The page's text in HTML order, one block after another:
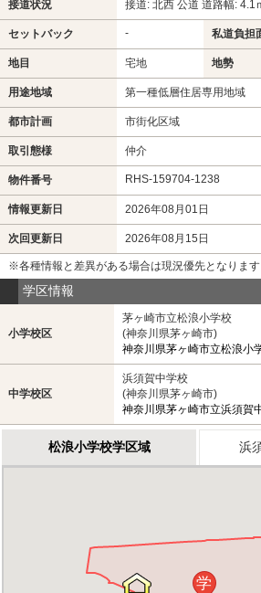
接道状況 接道: 北西 公道 道路幅: 4.1
セットバック - 私道負担
地目 宅地 地勢
用途地域 第一種低層住居専用地域
都市計画 市街化区域
取引態様 仲介
物件番号 RHS-159704-1238
情報更新日 2026年08月01日
次回更新日 2026年08月15日
※各種情報と差異がある場合は現況優先となります
学区情報
小学校区
茅ヶ崎市立松浪小学校
(神奈川県茅ヶ崎市)
神奈川県茅ヶ崎市立松浪小
中学校区
浜須賀中学校
(神奈川県茅ヶ崎市)
神奈川県茅ヶ崎市立浜須賀
松浪小学校学区域 浜
学